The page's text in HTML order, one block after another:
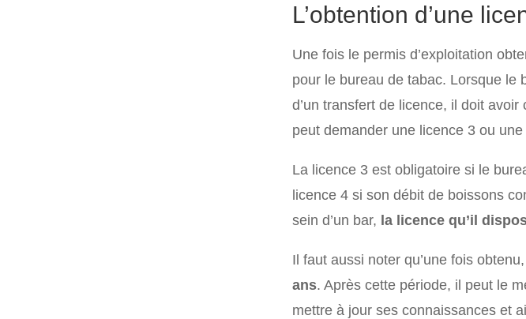
L’obtention d’une
Une fois le permis d’exploitation
pour le bureau de tabac. Lorsque le
d’un transfert de licence, il doit
peut demander une licence 3 ou
La licence 3 est obligatoire si le
licence 4 si son débit de boissons
sein d’un bar, la licence qu’il
Il faut aussi noter qu’une fois
ans. Après cette période, il peut le
mettre à jour ses connaissances et